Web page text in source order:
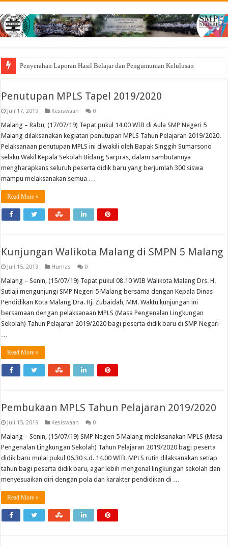
Penyerahan Laporan Hasil Belajar dan Pengumuman Kelulusan
Penutupan MPLS Tapel 2019/2020
Juli 17, 2019 Kesiswaan 0
Malang – Rabu, (17/07/19) Tepat pukul 14.00 WIB di Aula SMP Negeri 5
Malang dilaksanakan kegiatan penutupan MPLS Tahun Pelajaran 2019/2020.
Pelaksanaan penutupan MPLS ini diwakili oleh Bapak Singgih Sumarsono
selaku Wakil Kepala Sekolah Bidang Sarpras, dalam sambutannya
mengharapkans seluruh peserta didik baru yang berjumlah 300 siswa
mampu melaksanakan semua …
Read More »
Kunjungan Walikota Malang di SMPN 5 Malang
Juli 15, 2019 Humas 0
Malang – Senin, (15/07/19) Tepat pukul 08.10 WIB Walikota Malang Drs. H.
Sutiaji mengunjungi SMP Negeri 5 Malang bersama dengan Kepala Dinas
Pendidikan Kota Malang Dra. Hj. Zubaidah, MM. Waktu kunjungan ini
bersamaan dengan pelaksanaan MPLS (Masa Pengenalan Lingkungan
Sekolah) Tahun Pelajaran 2019/2020 bagi peserta didik baru di SMP Negeri
…
Read More »
Pembukaan MPLS Tahun Pelajaran 2019/2020
Juli 15, 2019 Kesiswaan 0
Malang – Senin, (15/07/19) SMP Negeri 5 Malang melaksanakan MPLS (Masa
Pengenalan Lingkungan Sekolah) Tahun Pelajaran 2019/2020 bagi peserta
didik baru mulai pukul 06.30 s.d. 14.00 WIB. MPLS rutin dilaksanakan setiap
tahun bagi peserta didik baru, agar lebih mengenal lingkungan sekolah dan
menyesuaikan diri dengan pola dan karakter pendidikan di …
Read More »